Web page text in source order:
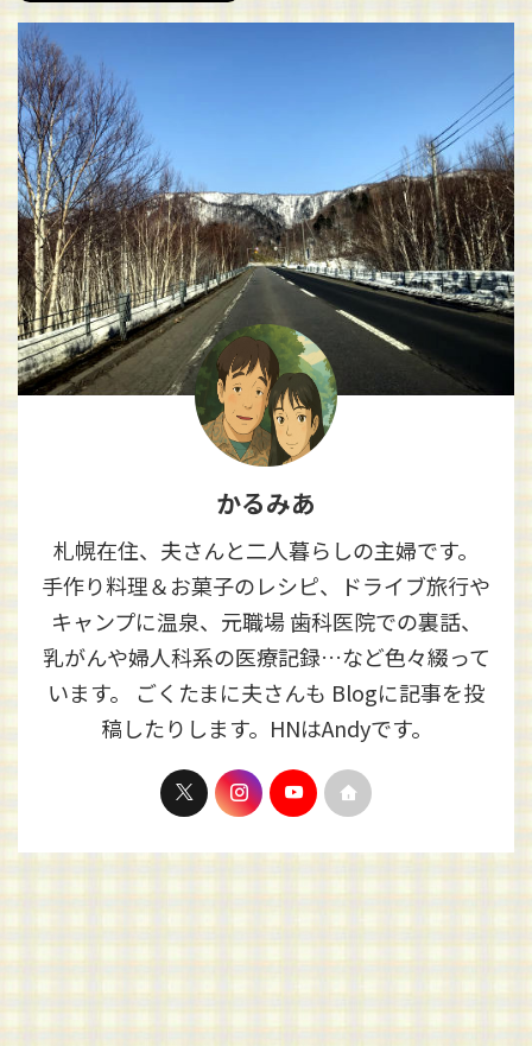
かるみあ
札幌在住、夫さんと二人暮らしの主婦です。
手作り料理＆お菓子のレシピ、ドライブ旅行や
キャンプに温泉、元職場 歯科医院での裏話、
乳がんや婦人科系の医療記録…など色々綴って
います。 ごくたまに夫さんも Blogに記事を投
稿したりします。HNはAndyです。